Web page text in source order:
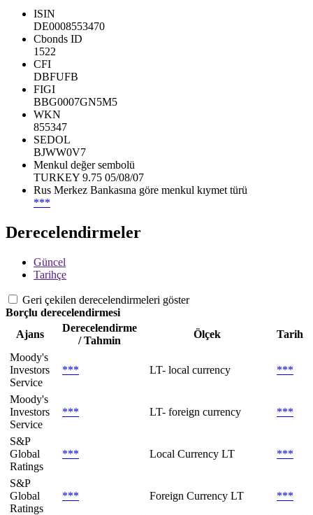
ISIN
DE0008553470
Cbonds ID
1522
CFI
DBFUFB
FIGI
BBG0007GN5M5
WKN
855347
SEDOL
BJWW0V7
Menkul değer sembolü
TURKEY 9.75 05/08/07
Rus Merkez Bankasına göre menkul kıymet türü
***
Derecelendirmeler
Güncel
Tarihçe
Geri çekilen derecelendirmeleri göster
Borçlu derecelendirmesi
Ajans
Derecelendirme
/ Tahmin
Ölçek
Tarih
Moody's
Investors
Service
*** LT- local currency ***
Moody's
Investors
Service
*** LT- foreign currency ***
S&P
Global
Ratings
*** Local Currency LT ***
S&P
Global
Ratings
*** Foreign Currency LT ***